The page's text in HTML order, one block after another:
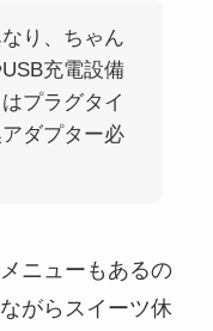
り、ちゃん
充電設備
プラグタイ
ダプター必
ニューもあるの
がらスイーツ休